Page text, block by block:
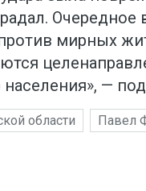
Очередное
мирных
населения», —
области Павел